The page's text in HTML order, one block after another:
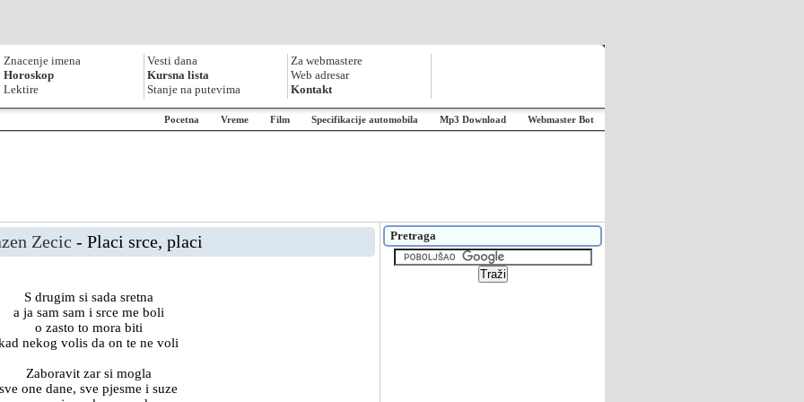
Znacenje imena
Horoskop
Lektire
Vesti dana
Kursna lista
Stanje na putevima
Za webmastere
Web adresar
Kontakt
Pocetna Vreme Film Specifikacije automobila Mp3 Download Webmaster Bot
Zecic - Placi srce, placi
S drugim si sada sretna
a ja sam sam i srce me boli
o zasto to mora biti
nekog volis da on te ne voli
Zaboravit zar si mogla
sve one dane, sve pjesme i suze
Pretraga